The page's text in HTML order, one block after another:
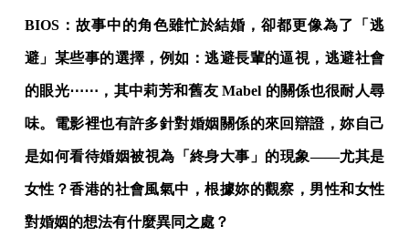
BIOS：故事中的角色雖忙於結婚，卻都更像為了「逃
避」某些事的選擇，例如：逃避長輩的逼視，逃避社會
的眼光⋯⋯，其中莉芳和舊友 Mabel 的關係也很耐人尋
味。電影裡也有許多針對婚姻關係的來回辯證，妳自己
是如何看待婚姻被視為「終身大事」的現象——尤其是
女性？香港的社會風氣中，根據妳的觀察，男性和女性
對婚姻的想法有什麼異同之處？